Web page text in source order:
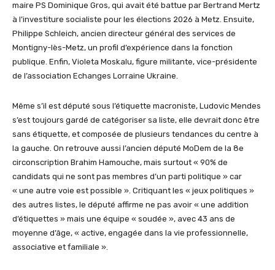
maire PS Dominique Gros, qui avait été battue par Bertrand Mertz
à l’investiture socialiste pour les élections 2026 à Metz. Ensuite,
Philippe Schleich, ancien directeur général des services de
Montigny-lès-Metz, un profil d’expérience dans la fonction
publique. Enfin, Violeta Moskalu, figure militante, vice-présidente
de l’association Echanges Lorraine Ukraine.
Même s’il est député sous l’étiquette macroniste, Ludovic Mendes
s’est toujours gardé de catégoriser sa liste, elle devrait donc être
sans étiquette, et composée de plusieurs tendances du centre à
la gauche. On retrouve aussi l’ancien député MoDem de la 8e
circonscription Brahim Hamouche, mais surtout « 90% de
candidats qui ne sont pas membres d’un parti politique » car
« une autre voie est possible ». Critiquant les « jeux politiques »
des autres listes, le député affirme ne pas avoir « une addition
d’étiquettes » mais une équipe « soudée », avec 43 ans de
moyenne d’âge, « active, engagée dans la vie professionnelle,
associative et familiale ».